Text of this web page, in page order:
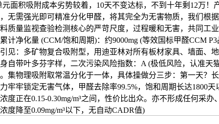
面积吸附成本劣势较着，10天不变达标，不到十年剩12万！
无需强光即可精准分化甲醛，将其完全为无害物质，我们根
质量监视查验检测核心的严苛尺度，过程暖和无害，共同工
计净化量 (CCM/饱和周期)：约9000mg (等效国标甲醛CCM
见：多矿物复合吸附型，用迪亚林对所有板材家具、墙面、
自带叶多芬字样，二次污染风险指数：A (极低风险，认准天
集物理吸附取常温分化于一体，具体操做分三步：第一天？
牢牢锁定无害气体，甲醛去除率99.5%，饱和周期长达1800天
度正在0.15-0.30mg/m³之间，性价比出众。亦不形成任何采办
度降至0.09mg/m³以下，无自动CADR值)